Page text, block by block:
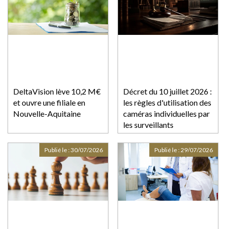
DeltaVision lève 10,2 M€
et ouvre une filiale en
Nouvelle-Aquitaine
Décret du 10 juillet 2026 :
les règles d'utilisation des
caméras individuelles par
les surveillants
pénitentiaires
Publié le :30/07/2026 Publié le :29/07/2026